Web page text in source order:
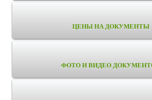
ЦЕНЫ НА ДОКУМЕНТЫ
ФОТО И ВИДЕО